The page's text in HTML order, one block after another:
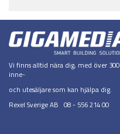
Vi finns alltid nära dig, med över 300
inne-
och utesäljare som kan hjälpa dig.
Rexel Sverige AB 08 - 556 214 00